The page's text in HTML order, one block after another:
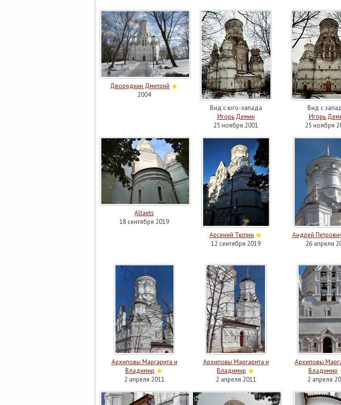
Дворядкин Дмитрий
2004
Вид с юго-запада
Игорь Демин
25 ноября 2001
Вид с
Игорь
25 ноября
Altaets
18 сентября 2019
Арсений Тюпин
12 сентября 2019
Андрей
26 апреля
Архиповы Маргарита и
Владимир
2 апреля 2011
Архиповы Маргарита и
Владимир
2 апреля 2011
Архиповы
Владимир
2 апреля